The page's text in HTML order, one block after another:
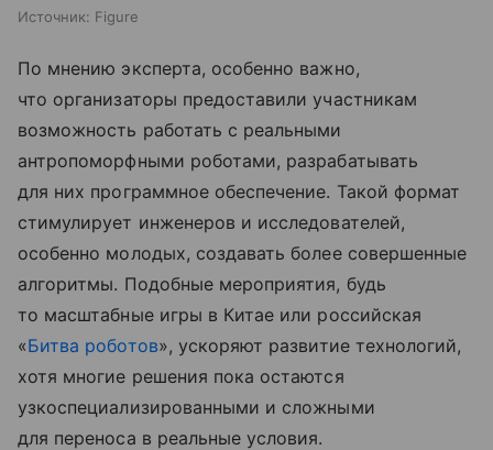
Источник: Figure
По мнению эксперта, особенно важно,
что организаторы предоставили участникам
возможность работать с реальными
антропоморфными роботами, разрабатывать
для них программное обеспечение. Такой формат
стимулирует инженеров и исследователей,
особенно молодых, создавать более совершенные
алгоритмы. Подобные мероприятия, будь
то масштабные игры в Китае или российская
«Битва роботов», ускоряют развитие технологий,
хотя многие решения пока остаются
узкоспециализированными и сложными
для переноса в реальные условия.